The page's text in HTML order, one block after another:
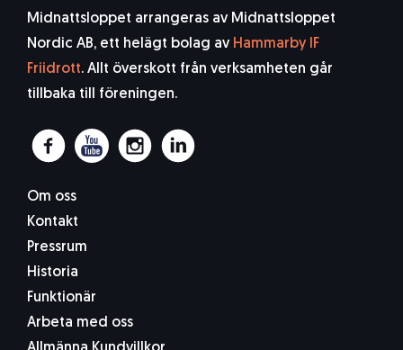
Midnattsloppet arrangeras av Midnattsloppet
Nordic AB, ett helägt bolag av Hammarby IF
Friidrott. Allt överskott från verksamheten går
tillbaka till föreningen.
Om oss
Kontakt
Pressrum
Historia
Funktionär
Arbeta med oss